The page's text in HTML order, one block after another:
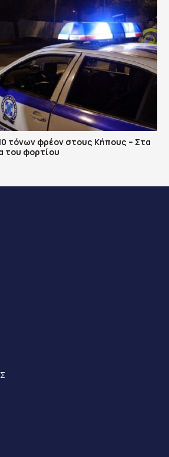
τόνων φρέον στους Κήπους – Στα
του φορτίου